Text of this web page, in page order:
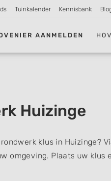
Tuinkalender Kennisbank
AANMELDEN
Huizinge
klus in Huizinge?
omgeving. Plaats uw klus